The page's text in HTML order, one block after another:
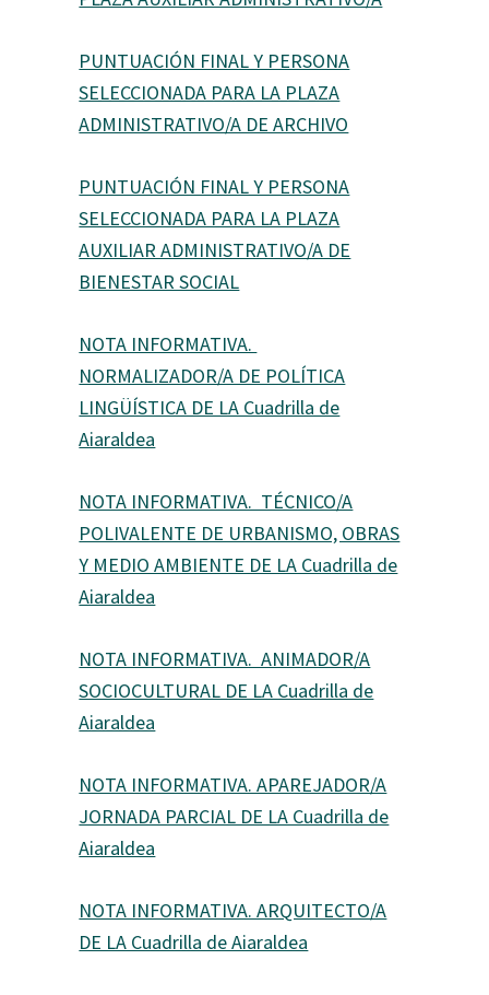
PUNTUACIÓN FINAL Y PERSONA
SELECCIONADA PARA LA PLAZA
ADMINISTRATIVO/A DE ARCHIVO
PUNTUACIÓN FINAL Y PERSONA
SELECCIONADA PARA LA PLAZA
AUXILIAR ADMINISTRATIVO/A DE
BIENESTAR SOCIAL
NOTA INFORMATIVA.
NORMALIZADOR/A DE POLÍTICA
LINGÜÍSTICA DE LA Cuadrilla de
Aiaraldea
NOTA INFORMATIVA. TÉCNICO/A
POLIVALENTE DE URBANISMO, OBRAS
Y MEDIO AMBIENTE DE LA Cuadrilla de
Aiaraldea
NOTA INFORMATIVA. ANIMADOR/A
SOCIOCULTURAL DE LA Cuadrilla de
Aiaraldea
NOTA INFORMATIVA. APAREJADOR/A
JORNADA PARCIAL DE LA Cuadrilla de
Aiaraldea
NOTA INFORMATIVA. ARQUITECTO/A
DE LA Cuadrilla de Aiaraldea